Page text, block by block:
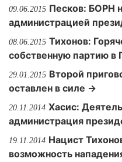
09.06.2015 Песков: БОРН
администрацией
08.06.2015 Тихонов:
собственную партию в
29.01.2015 Второй
оставлен в силе →
20.11.2014 Хасис:
администрация
19.11.2014 Нацист
возможность